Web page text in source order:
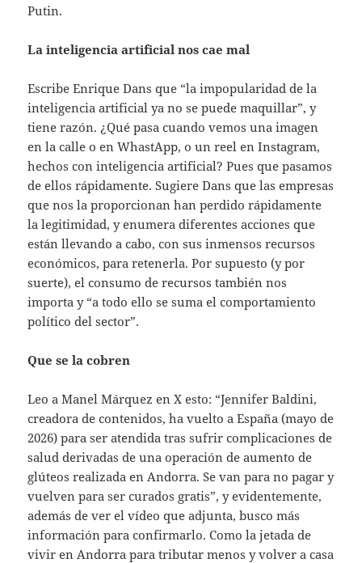
Putin.
La inteligencia artificial nos cae mal
Escribe Enrique Dans que “la impopularidad de la
inteligencia artificial ya no se puede maquillar”, y
tiene razón. ¿Qué pasa cuando vemos una imagen
en la calle o en WhastApp, o un reel en Instagram,
hechos con inteligencia artificial? Pues que pasamos
de ellos rápidamente. Sugiere Dans que las empresas
que nos la proporcionan han perdido rápidamente
la legitimidad, y enumera diferentes acciones que
están llevando a cabo, con sus inmensos recursos
económicos, para retenerla. Por supuesto (y por
suerte), el consumo de recursos también nos
importa y “a todo ello se suma el comportamiento
político del sector”.
Que se la cobren
Leo a Manel Márquez en X esto: “Jennifer Baldini,
creadora de contenidos, ha vuelto a España (mayo de
2026) para ser atendida tras sufrir complicaciones de
salud derivadas de una operación de aumento de
glúteos realizada en Andorra. Se van para no pagar y
vuelven para ser curados gratis”, y evidentemente,
además de ver el vídeo que adjunta, busco más
información para confirmarlo. Como la jetada de
vivir en Andorra para tributar menos y volver a casa